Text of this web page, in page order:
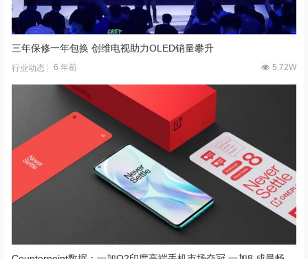
三年保修一年包换 创维电视助力OLED销量攀升
行业动态 6 年前 5.72W